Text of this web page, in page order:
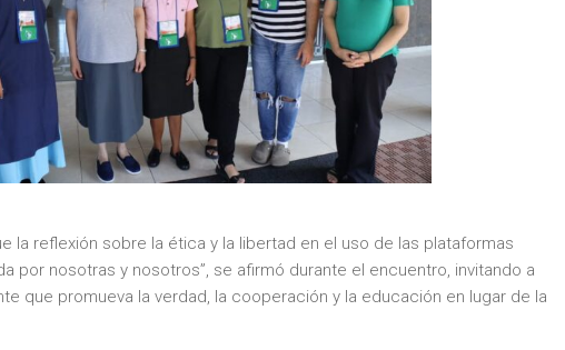
la reflexión sobre la ética y la libertad en el uso de las plataformas
por nosotras y nosotros”, se afirmó durante el encuentro, invitando a
que promueva la verdad, la cooperación y la educación en lugar de la